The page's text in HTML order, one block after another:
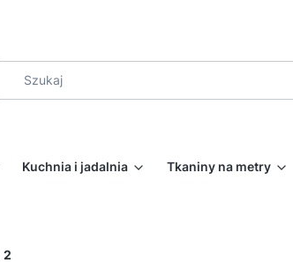
Kuchnia i jadalnia Tkaniny na metry
2